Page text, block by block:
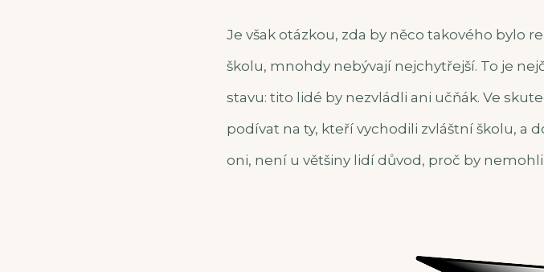
Je však otázkou, zda by něco takového bylo
školu, mnohdy nebývají nejchytřejší. To je
stavu: tito lidé by nezvládli ani učňák. Ve
podívat na ty, kteří vychodili zvláštní školu, a
oni, není u většiny lidí důvod, proč by nemohli